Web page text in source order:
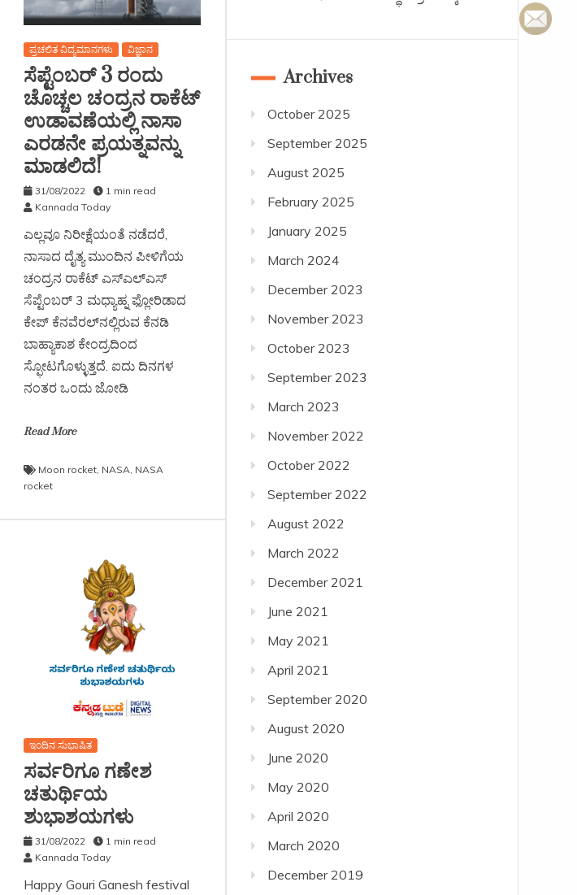
ಪ್ರಚಲಿತ ವಿದ್ಯಮಾನಗಳು ವಿಜ್ಞಾನ
ಸೆಪ್ಟೆಂಬರ್ 3 ರಂದು
ಚೊಚ್ಚಲ ಚಂದ್ರನ ರಾಕೆಟ್
ಉಡಾವಣೆಯಲ್ಲಿ ನಾಸಾ
ಎರಡನೇ ಪ್ರಯತ್ನವನ್ನು
ಮಾಡಲಿದೆ!
31/08/2022
1 min read
Kannada Today
ಎಲ್ಲವೂ ನಿರೀಕ್ಷೆಯಂತೆ ನಡೆದರೆ,
ನಾಸಾದ ದೈತ್ಯ ಮುಂದಿನ ಪೀಳಿಗೆಯ
ಚಂದ್ರನ ರಾಕೆಟ್ ಎಸ್‌ಎಲ್‌ಎಸ್
ಸೆಪ್ಟೆಂಬರ್ 3 ಮಧ್ಯಾಹ್ನ ಫ್ಲೋರಿಡಾದ
ಕೇಪ್ ಕೆನವೆರಲ್‌ನಲ್ಲಿರುವ ಕೆನಡಿ
ಬಾಹ್ಯಾಕಾಶ ಕೇಂದ್ರದಿಂದ
ಸ್ಫೋಟಗೊಳ್ಳುತ್ತದೆ. ಐದು ದಿನಗಳ
ನಂತರ ಒಂದು ಜೋಡಿ
Read More
Moon rocket NASA NASA
rocket
ಇಂದಿನ ಸುಭಾಷಿತ
ಸರ್ವರಿಗೂ ಗಣೇಶ
ಚತುರ್ಥಿಯ
ಶುಭಾಶಯಗಳು
31/08/2022
1 min read
Kannada Today
Happy Gouri Ganesh festival
Archives
October 2025
September 2025
August 2025
February 2025
January 2025
March 2024
December 2023
November 2023
October 2023
September 2023
March 2023
November 2022
October 2022
September 2022
August 2022
March 2022
December 2021
June 2021
May 2021
April 2021
September 2020
August 2020
June 2020
May 2020
April 2020
March 2020
December 2019